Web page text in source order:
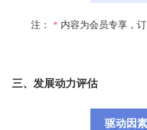
注： * 内容为会员专享，订
三、发展动力评估
驱动因素